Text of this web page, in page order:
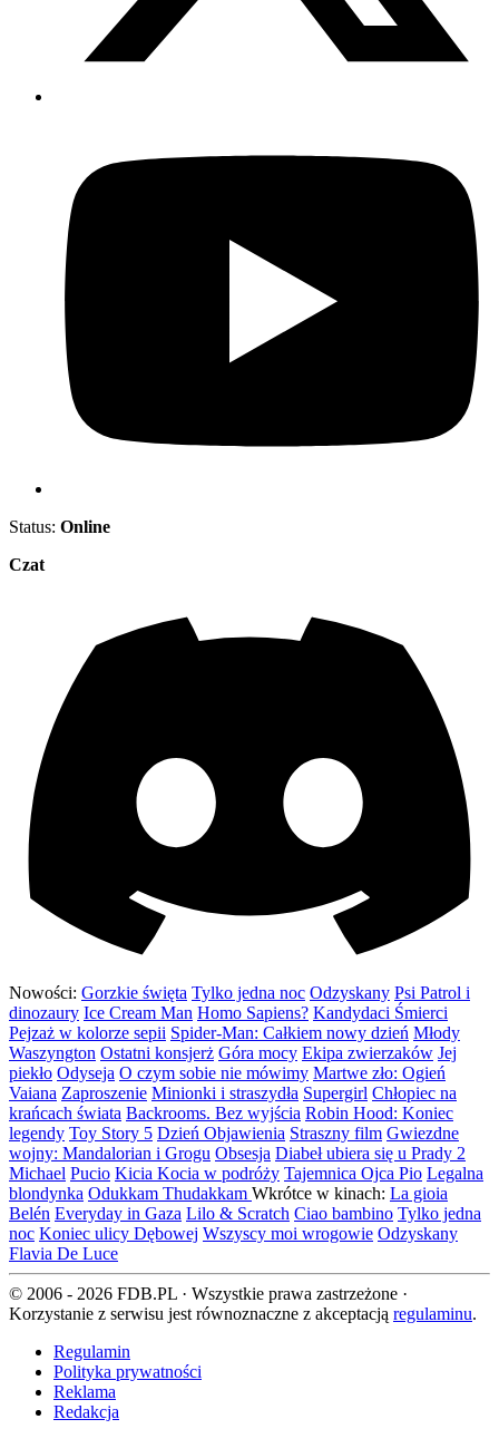
Status: Online
Czat
Nowości: Gorzkie święta Tylko jedna noc Odzyskany Psi Patrol i
dinozaury Ice Cream Man Homo Sapiens? Kandydaci Śmierci
Pejzaż w kolorze sepii Spider-Man: Całkiem nowy dzień Młody
Waszyngton Ostatni konsjerż Góra mocy Ekipa zwierzaków Jej
piekło Odyseja O czym sobie nie mówimy Martwe zło: Ogień
Vaiana Zaproszenie Minionki i straszydła Supergirl Chłopiec na
krańcach świata Backrooms. Bez wyjścia Robin Hood: Koniec
legendy Toy Story 5 Dzień Objawienia Straszny film Gwiezdne
wojny: Mandalorian i Grogu Obsesja Diabeł ubiera się u Prady 2
Michael Pucio Kicia Kocia w podróży Tajemnica Ojca Pio Legalna
blondynka Odukkam Thudakkam Wkrótce w kinach: La gioia
Belén Everyday in Gaza Lilo & Scratch Ciao bambino Tylko jedna
noc Koniec ulicy Dębowej Wszyscy moi wrogowie Odzyskany
Flavia De Luce
© 2006 - 2026 FDB.PL · Wszystkie prawa zastrzeżone ·
Korzystanie z serwisu jest równoznaczne z akceptacją regulaminu.
Regulamin
Polityka prywatności
Reklama
Redakcja